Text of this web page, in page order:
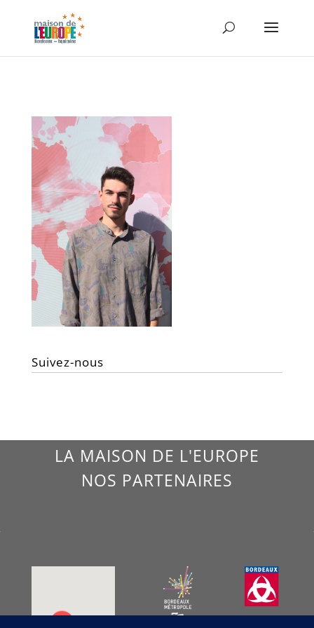
Suivez-nous
LA MAISON DE L'EUROPE
NOS PARTENAIRES